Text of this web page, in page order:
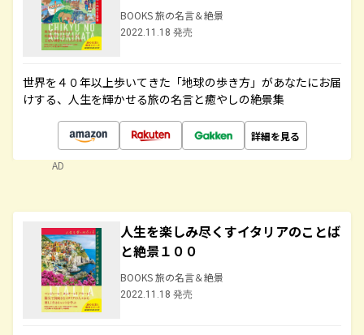
BOOKS 旅の名言＆絶景
2022.11.18 発売
世界を４０年以上歩いてきた「地球の歩き方」があなたにお届
けする、人生を輝かせる旅の名言と癒やしの絶景集
詳細を見る
AD
人生を楽しみ尽くすイタリアのことば
と絶景１００
BOOKS 旅の名言＆絶景
2022.11.18 発売